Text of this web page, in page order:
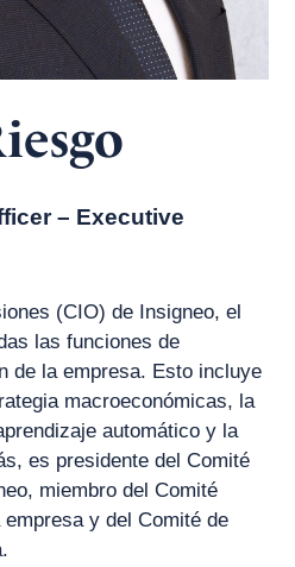
– Executive
(CIO) de Insigneo, el
las funciones de
de la empresa. Esto incluye
macroeconómicas, la
automático y la
es presidente del Comité
miembro del Comité
y del Comité de